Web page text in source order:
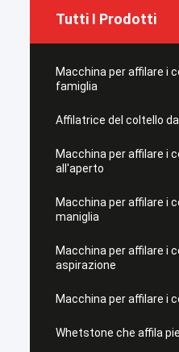
Tutti I Prodotti
Macchina per affilare i
famiglia
Affilatrice del coltello
Macchina per affilare i
all'aperto
Macchina per affilare i
maniglia
Macchina per affilare i
aspirazione
Macchina per affilare i
Whetstone che affila